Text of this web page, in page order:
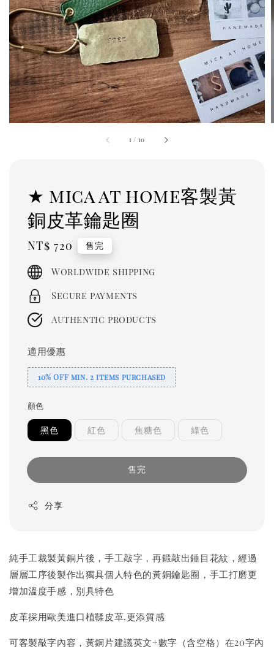
1 / 10
★ mica at home客製黃
銅皮革鑰匙圈
Regular
price
NT$ 720 售完
Worldwide shipping
Secure payments
Authentic products
適用優惠
10% OFF min. 2 items purchased
顏色
黑色 紅色 焦糖色 綠色
售完
分享
純手工裁製黃銅片後，手工敲字，再鍛敲出錘目花紋，經過
層層工序後製作出獨具個人特色的黃銅鑰匙圈，手工打磨更
增加溫度手感，別具特色
皮革採用歐美進口植鞣皮革,更添質感
可客製敲字內容，黃銅片建議英文+數字（含空格）在20字內